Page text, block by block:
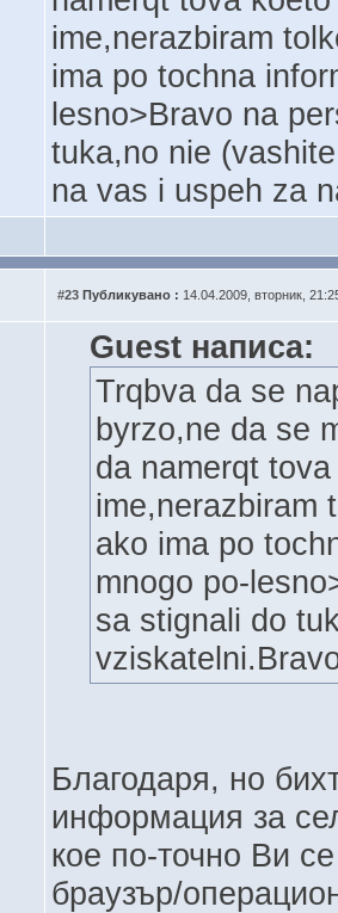
ime,nerazbiram
ima po tochna
lesno>Bravo na
tuka,no nie
na vas i uspeh za
#23 Публикувано : 14.04.2009, вторник,
Guest написа:
Trqbva da se
byrzo,ne da se
da namerqt
ime,nerazbiram
ako ima po
mnogo po-
sa stignali do
Благодаря, но
информация за
кое по-точно Ви
браузър/